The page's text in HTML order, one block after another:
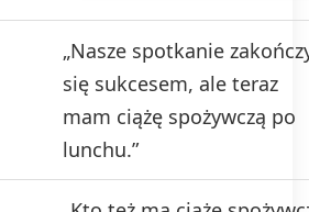
newslettera lub/i
ofert. Podstawa
przetwarzania
danych to
wyrażenie zgody,
zgodnie z art. 6 ust.
1 lit. a. RODO.
„Nasze spotkanie
się sukcesem, ale teraz
mam ciążę spożywczą po
lunchu.”